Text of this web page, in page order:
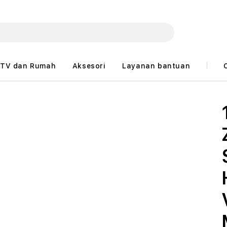
TV dan Rumah Aksesori Layanan bantuan